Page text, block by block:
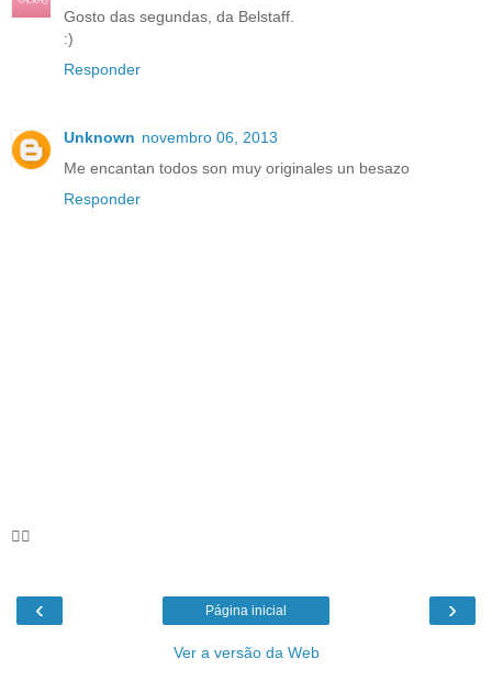
Gosto das segundas, da Belstaff.
:)
Responder
Unknown novembro 06, 2013
Me encantan todos son muy originales un besazo
Responder
🦸‍♀️
‹ ›
Página inicial
Ver a versão da Web